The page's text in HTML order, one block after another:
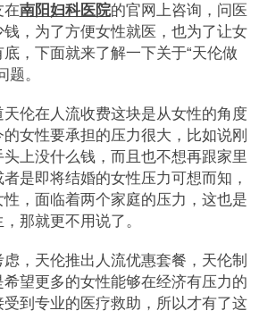
南阳妇科医院的官网上咨询，问医
，为了方便女性就医，也为了让女
，下面就来了解一下关于“天伦做
题。
在人流收费这块是从女性的角度
女性要承担的压力很大，比如说刚
上没什么钱，而且也不想再跟家里
是即将结婚的女性压力可想而知，
，面临着两个家庭的压力，这也是
那就更不用说了。
天伦推出人流优惠套餐，天伦制
望更多的女性能够在经济有压力的
到专业的医疗救助，所以才有了这